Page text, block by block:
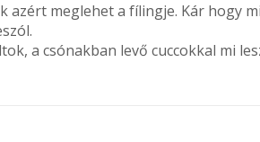
azért meglehet a fílingje. Kár hogy
a csónakban levő cuccokkal mi